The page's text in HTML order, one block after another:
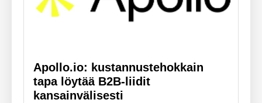
Apollo.io: kustannustehokkain
tapa löytää B2B-liidit
kansainvälisesti